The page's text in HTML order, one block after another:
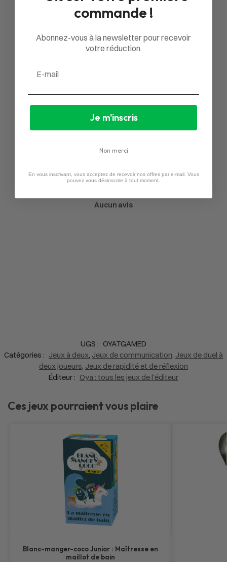
Questions
Aucun avis
UGS : OYATGAMED
Catégories : Jeux à deux, Jeux de communication, Jeux de duel à
deux joueurs, Jeux de rapidité et de réflexion
Éditeur : Oya : tous les jeux de l'éditeur
Ces jeux pourraient vous plaire
Blanc-manger-coco Junior : Maîtresse en
maillot de bain
commande !
Abonnez-vous à la newsletter pour recevoir
votre réduction.
Je m'inscris
Non merci
En vous inscrivant, vous acceptez de recevoir nos offres par e-mail. Vous
pouvez vous désinscrire à tout moment.